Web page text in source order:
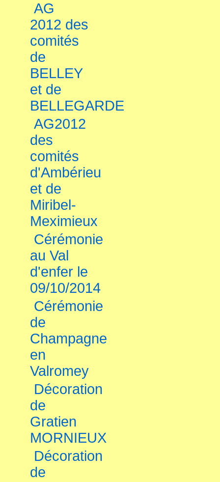
AG
2012 des
comités
de
BELLEY
et de
BELLEGARDE
AG2012
des
comités
d'Ambérieu
et de
Miribel-
Meximieux
Cérémonie
au Val
d'enfer le
09/10/2014
Cérémonie
de
Champagne
en
Valromey
Décoration
de
Gratien
MORNIEUX
Décoration
de